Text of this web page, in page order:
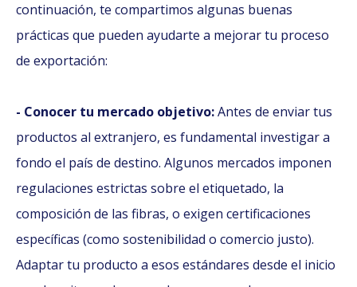
continuación, te compartimos algunas buenas
prácticas que pueden ayudarte a mejorar tu proceso
de exportación:
- Conocer tu mercado objetivo:Antes de enviar tus
productos al extranjero, es fundamental investigar a
fondo el país de destino. Algunos mercados imponen
regulaciones estrictas sobre el etiquetado, la
composición de las fibras, o exigen certificaciones
específicas (como sostenibilidad o comercio justo).
Adaptar tu producto a esos estándares desde el inicio